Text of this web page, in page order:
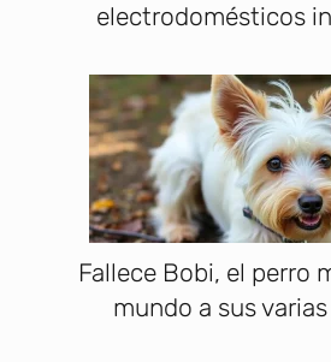
electrodomésticos
Fallece Bobi, el perro
mundo a sus